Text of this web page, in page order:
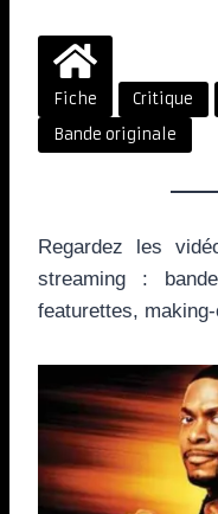
Fiche Critique
Bande originale
Regardez les
streaming :
featurettes,